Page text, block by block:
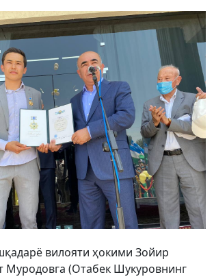
вилояти ҳокими Зойир
Муродовга (Отабек Шукуровнинг